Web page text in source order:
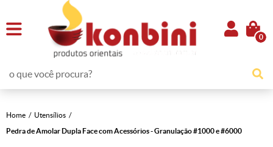
0
Home
Utensílios
Pedra de Amolar Dupla Face com Acessórios - Granulação #1000 e #6000